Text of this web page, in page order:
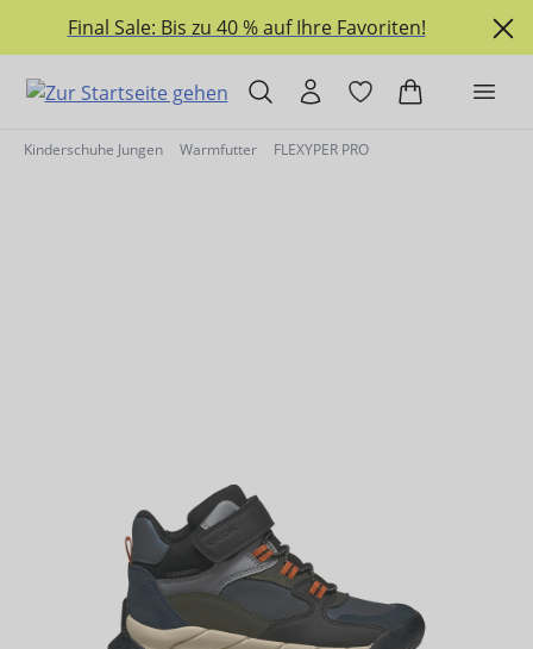
springen
Final Sale: Bis zu 40 % auf Ihre Favoriten!
Kinderschuhe Jungen Warmfutter FLEXYPER PRO